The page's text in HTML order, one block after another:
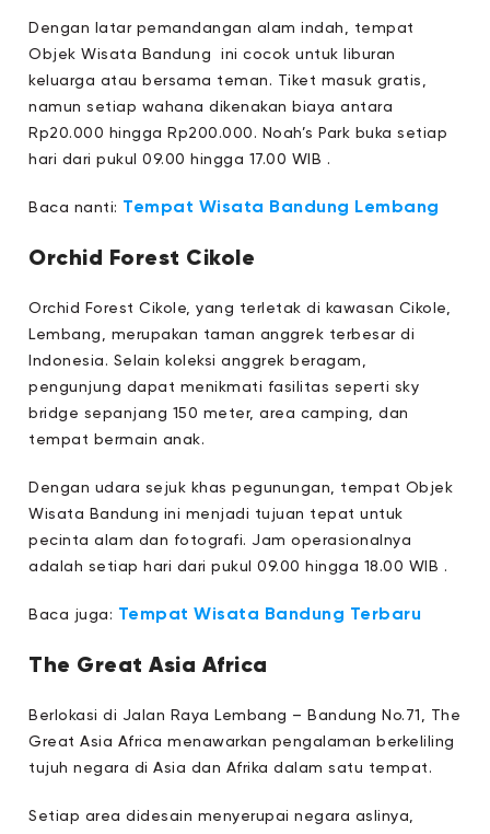
Dengan latar pemandangan alam indah, tempat
Objek Wisata Bandung ini cocok untuk liburan
keluarga atau bersama teman. Tiket masuk gratis,
namun setiap wahana dikenakan biaya antara
Rp20.000 hingga Rp200.000. Noah’s Park buka setiap
hari dari pukul 09.00 hingga 17.00 WIB .
Baca nanti: Tempat Wisata Bandung Lembang
Orchid Forest Cikole
Orchid Forest Cikole, yang terletak di kawasan Cikole,
Lembang, merupakan taman anggrek terbesar di
Indonesia. Selain koleksi anggrek beragam,
pengunjung dapat menikmati fasilitas seperti sky
bridge sepanjang 150 meter, area camping, dan
tempat bermain anak.
Dengan udara sejuk khas pegunungan, tempat Objek
Wisata Bandung ini menjadi tujuan tepat untuk
pecinta alam dan fotografi. Jam operasionalnya
adalah setiap hari dari pukul 09.00 hingga 18.00 WIB .
Baca juga: Tempat Wisata Bandung Terbaru
The Great Asia Africa
Berlokasi di Jalan Raya Lembang – Bandung No.71, The
Great Asia Africa menawarkan pengalaman berkeliling
tujuh negara di Asia dan Afrika dalam satu tempat.
Setiap area didesain menyerupai negara aslinya,